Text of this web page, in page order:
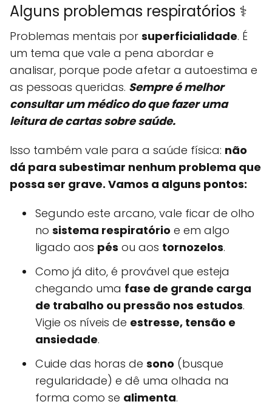
Alguns problemas respiratórios ⚕️
Problemas mentais por superficialidade. É
um tema que vale a pena abordar e
analisar, porque pode afetar a autoestima e
as pessoas queridas. Sempre é melhor
consultar um médico do que fazer uma
leitura de cartas sobre saúde.
Isso também vale para a saúde física: não
dá para subestimar nenhum problema que
possa ser grave. Vamos a alguns pontos:
Segundo este arcano, vale ficar de olho
no sistema respiratório e em algo
ligado aos pés ou aos tornozelos.
Como já dito, é provável que esteja
chegando uma fase de grande carga
de trabalho ou pressão nos estudos.
Vigie os níveis de estresse, tensão e
ansiedade.
Cuide das horas de sono (busque
regularidade) e dê uma olhada na
forma como se alimenta.